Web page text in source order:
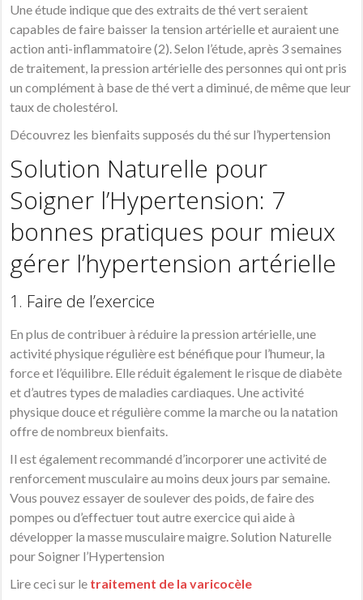
Une étude indique que des extraits de thé vert seraient
capables de faire baisser la tension artérielle et auraient une
action anti-inflammatoire (2). Selon l’étude, après 3 semaines
de traitement, la pression artérielle des personnes qui ont pris
un complément à base de thé vert a diminué, de même que leur
taux de cholestérol.
Découvrez les bienfaits supposés du thé sur l’hypertension
Solution Naturelle pour
Soigner l’Hypertension: 7
bonnes pratiques pour mieux
gérer l’hypertension artérielle
1. Faire de l’exercice
En plus de contribuer à réduire la pression artérielle, une
activité physique régulière est bénéfique pour l’humeur, la
force et l’équilibre. Elle réduit également le risque de diabète
et d’autres types de maladies cardiaques. Une activité
physique douce et régulière comme la marche ou la natation
offre de nombreux bienfaits.
Il est également recommandé d’incorporer une activité de
renforcement musculaire au moins deux jours par semaine.
Vous pouvez essayer de soulever des poids, de faire des
pompes ou d’effectuer tout autre exercice qui aide à
développer la masse musculaire maigre. Solution Naturelle
pour Soigner l’Hypertension
Lire ceci sur le traitement de la varicocèle